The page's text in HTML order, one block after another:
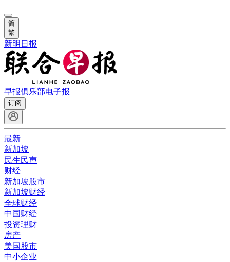
简
繁
新明日报
早报俱乐部电子报
订阅
最新
新加坡
民生民声
财经
新加坡股市
新加坡财经
全球财经
中国财经
投资理财
房产
美国股市
中小企业